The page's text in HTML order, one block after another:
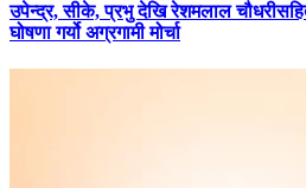
उपेन्द्र,सीके, प्रभु देखि रेशमलाल
घोषणा गर्यो अग्रगामी मोर्चा